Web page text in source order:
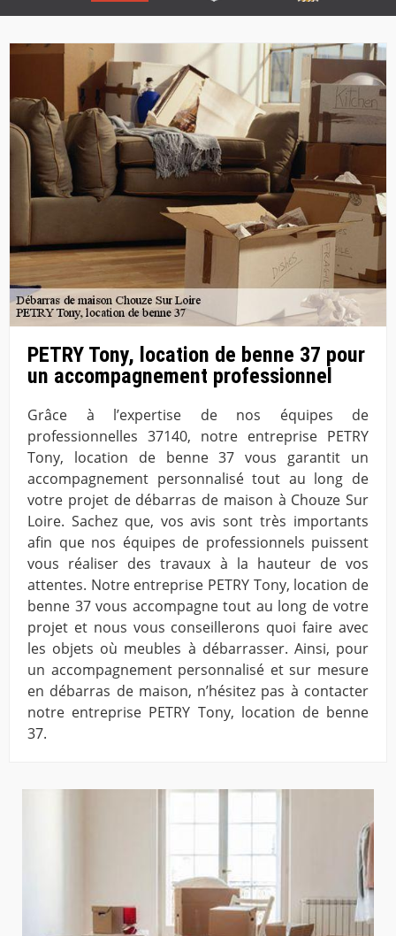
PETRY Tony, location de benne 37 pour
un accompagnement professionnel
Grâce à l’expertise de nos équipes de
professionnelles 37140, notre entreprise PETRY
Tony, location de benne 37 vous garantit un
accompagnement personnalisé tout au long de
votre projet de débarras de maison à Chouze Sur
Loire. Sachez que, vos avis sont très importants
afin que nos équipes de professionnels puissent
vous réaliser des travaux à la hauteur de vos
attentes. Notre entreprise PETRY Tony, location de
benne 37 vous accompagne tout au long de votre
projet et nous vous conseillerons quoi faire avec
les objets où meubles à débarrasser. Ainsi, pour
un accompagnement personnalisé et sur mesure
en débarras de maison, n’hésitez pas à contacter
notre entreprise PETRY Tony, location de benne
37.